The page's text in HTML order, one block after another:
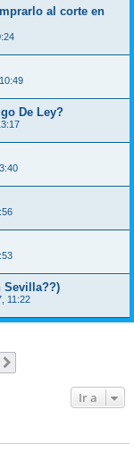
al corte en
De Ley?
Sevilla??)
11:22
Ir a